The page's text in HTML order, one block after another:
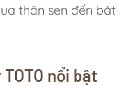
thân sen đến bát
nổi bật